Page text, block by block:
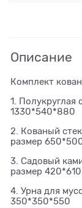
Описание
Комплект
1. Полукруглая
1330*540*880
2. Кованый
размер
3. Садовый
размер
4. Урна для
350*350*550